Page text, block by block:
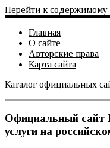
Перейти к содержимому
Главная
О сайте
Авторские права
Карта сайта
Каталог официальных
Официальный сайт
услуги на